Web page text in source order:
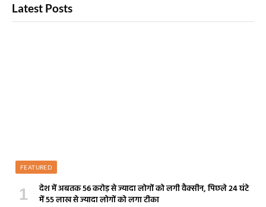
Latest Posts
FEATURED
देश में अबतक 56 करोड़ से ज्यादा लोगों को लगी वैक्सीन, पिछले 24 घंटे
में 55 लाख से ज्यादा लोगों को लगा टीका